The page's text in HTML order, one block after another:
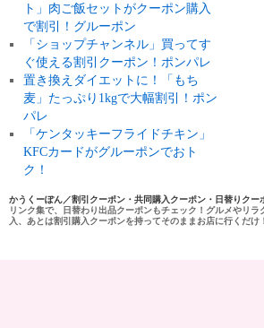
ト」肉ご飯セットがクーポン購入
で割引！グルーポン
「ショップチャンネル」買ってす
ぐ使える割引クーポン！ポンパレ
置き換えダイエットに！「もち
麦」たっぷり1kgで大幅割引！ポン
パレ
「ケンタッキーフライドチキン」
KFCカードがグルーポンでおト
ク！
かうくーぽん／割引クーポン・共同購入クーポン・日替りクー
リンク集で、日替わり出品クーポンもチェック！グルメやリ
入、あとは割引購入クーポンを持ってそのままお店に行くだけ！